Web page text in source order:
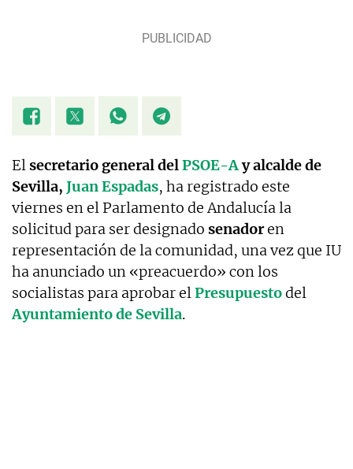
Elsecretario general delPSOE-Ay alcalde de
Sevilla, Juan Espadas, ha registrado este
viernes en el Parlamento de Andalucía la
solicitud para ser designado senadoren
representación de la comunidad, una vez que IU
ha anunciado un «preacuerdo» con los
socialistas para aprobar elPresupuestodel
Ayuntamiento de Sevilla.